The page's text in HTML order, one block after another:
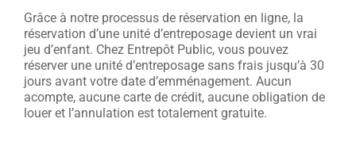
Grâce à notre processus de réservation en ligne, la
réservation d’une unité d’entreposage devient un vrai
jeu d’enfant. Chez Entrepôt Public, vous pouvez
réserver une unité d’entreposage sans frais jusqu’à 30
jours avant votre date d’emménagement. Aucun
acompte, aucune carte de crédit, aucune obligation de
louer et l’annulation est totalement gratuite.